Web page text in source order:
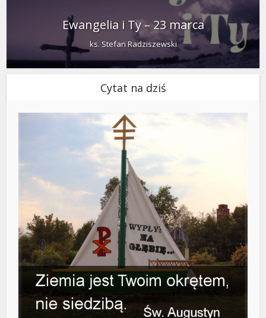
Ewangelia i Ty – 23 marca
ks. Stefan Radziszewski
Cytat na dziś